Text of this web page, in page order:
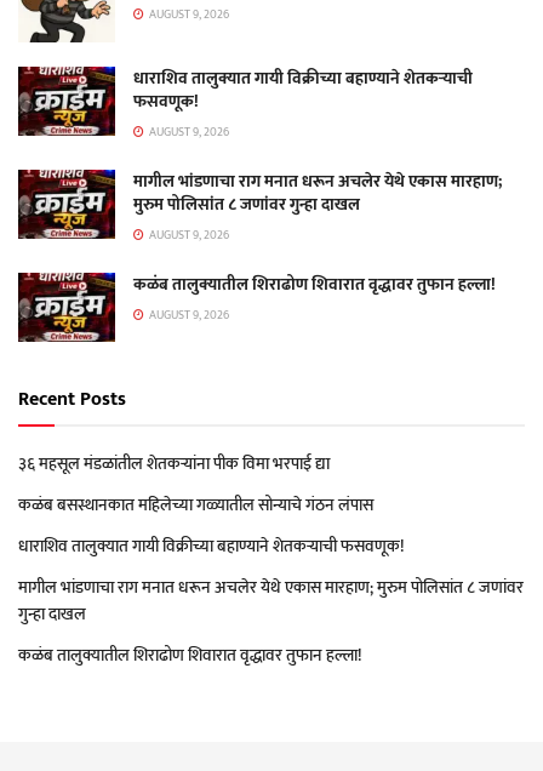
AUGUST 9, 2026
धाराशिव तालुक्यात गायी विक्रीच्या बहाण्याने शेतकऱ्याची
फसवणूक!
AUGUST 9, 2026
मागील भांडणाचा राग मनात धरून अचलेर येथे एकास मारहाण;
मुरुम पोलिसांत ८ जणांवर गुन्हा दाखल
AUGUST 9, 2026
कळंब तालुक्यातील शिराढोण शिवारात वृद्धावर तुफान हल्ला!
AUGUST 9, 2026
Recent Posts
३६ महसूल मंडळांतील शेतकऱ्यांना पीक विमा भरपाई द्या
कळंब बसस्थानकात महिलेच्या गळ्यातील सोन्याचे गंठन लंपास
धाराशिव तालुक्यात गायी विक्रीच्या बहाण्याने शेतकऱ्याची फसवणूक!
मागील भांडणाचा राग मनात धरून अचलेर येथे एकास मारहाण; मुरुम पोलिसांत ८ जणांवर
गुन्हा दाखल
कळंब तालुक्यातील शिराढोण शिवारात वृद्धावर तुफान हल्ला!